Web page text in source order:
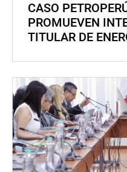
CASO
PROMUEVEN
TITULAR DE